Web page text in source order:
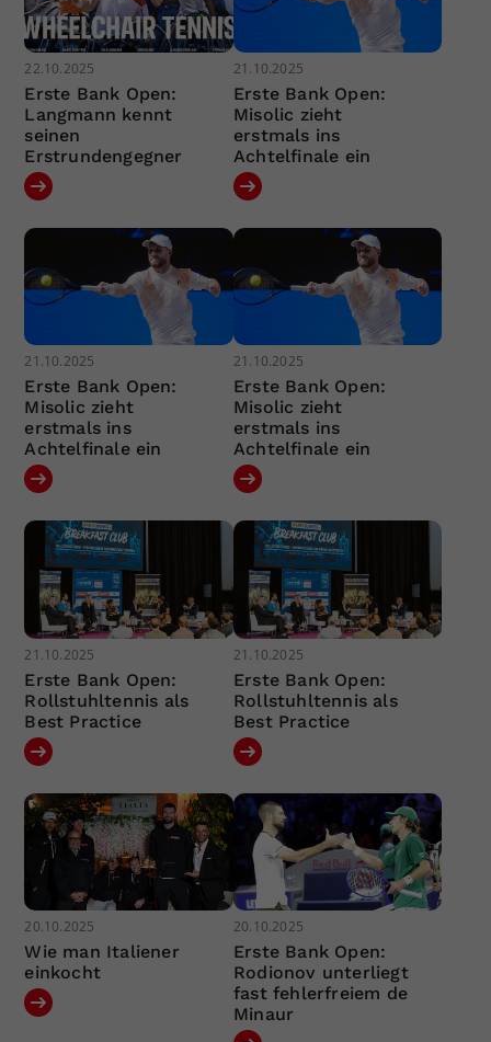
22.10.2025
Erste Bank Open:
Langmann kennt
seinen
Erstrundengegner
21.10.2025
Erste Bank Open:
Misolic zieht
erstmals ins
Achtelfinale ein
21.10.2025
Erste Bank Open:
Misolic zieht
erstmals ins
Achtelfinale ein
21.10.2025
Erste Bank Open:
Misolic zieht
erstmals ins
Achtelfinale ein
21.10.2025
Erste Bank Open:
Rollstuhltennis als
Best Practice
21.10.2025
Erste Bank Open:
Rollstuhltennis als
Best Practice
20.10.2025
Wie man Italiener
einkocht
20.10.2025
Erste Bank Open:
Rodionov unterliegt
fast fehlerfreiem de
Minaur